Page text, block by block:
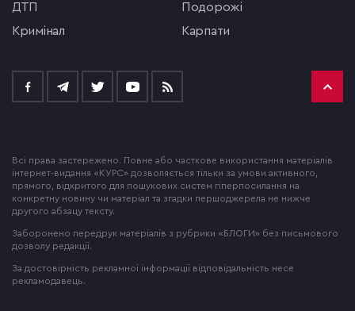
ДТП
кримінал
подорожі
Карпати
Всі права застережено. Повне або часткове використання матеріалів
інтернет-видання «КУРС» дозволяється тільки за умови активного,
прямого, відкритого для пошукових систем гіперпосилання на
конкретну новину чи матеріал та згадки першоджерела не нижче
другого абзацу тексту.
Заборонено передрук матеріалів з рубрики «БЛОГИ» без письмового
дозволу редакції.
За достовірність рекламної інформації відповідальність несе
рекламодавець.